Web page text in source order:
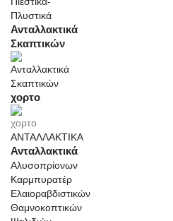
Ανταλλακτικά
Σκαπτικών
χορτο
ΑΝΤΑΛΛΑΚΤΙΚΑ
Ανταλλακτικά
Αλυσοπρίονων
Καρμπυρατέρ
Ελαιοραβδιστικών
Θαμνοκοπτικών